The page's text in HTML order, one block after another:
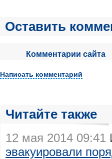
Оставить
Комментарии сайта
Написать комментарий
Читайте также
12 мая 2014 09:41
эвакуировали